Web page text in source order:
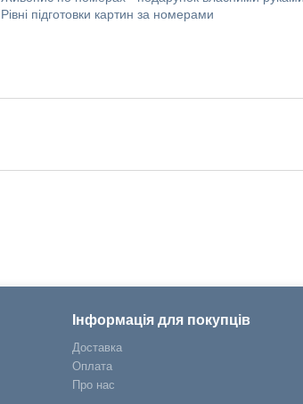
Рівні підготовки картин за номерами
Інформація для покупців
Доставка
Оплата
Про нас